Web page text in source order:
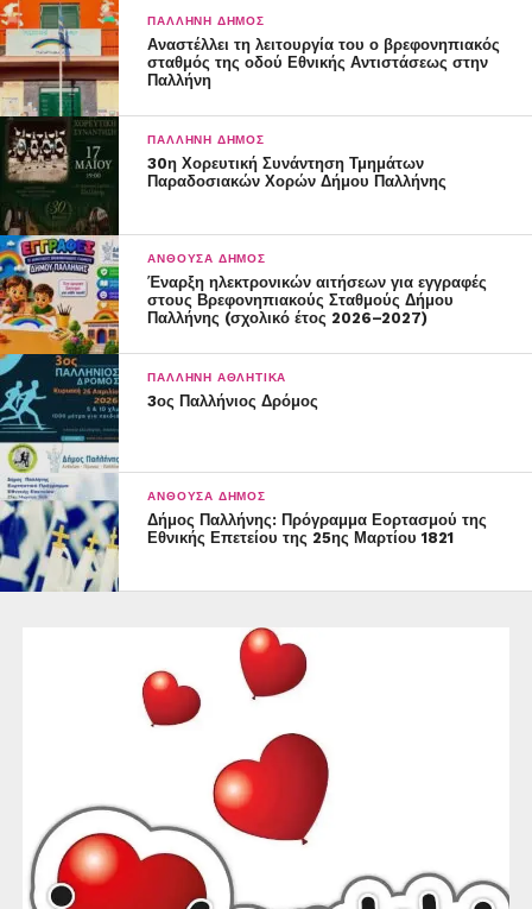
ΠΑΛΛΉΝΗ ΔΉΜΟΣ
Αναστέλλει τη λειτουργία του ο βρεφονηπιακός
σταθμός της οδού Εθνικής Αντιστάσεως στην
Παλλήνη
ΠΑΛΛΉΝΗ ΔΉΜΟΣ
30η Χορευτική Συνάντηση Τμημάτων
Παραδοσιακών Χορών Δήμου Παλλήνης
ΑΝΘΟΎΣΑ ΔΉΜΟΣ
Έναρξη ηλεκτρονικών αιτήσεων για εγγραφές
στους Βρεφονηπιακούς Σταθμούς Δήμου
Παλλήνης (σχολικό έτος 2026–2027)
ΠΑΛΛΉΝΗ ΑΘΛΗΤΙΚΆ
3ος Παλλήνιος Δρόμος
ΑΝΘΟΎΣΑ ΔΉΜΟΣ
Δήμος Παλλήνης: Πρόγραμμα Εορτασμού της
Εθνικής Επετείου της 25ης Μαρτίου 1821